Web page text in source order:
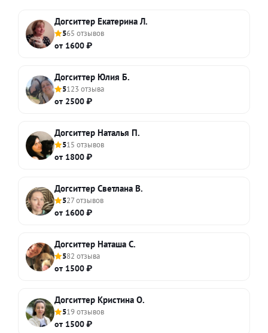
Догситтер Екатерина Л.
565 отзывов
от 1600 ₽
Догситтер Юлия Б.
5123 отзыва
от 2500 ₽
Догситтер Наталья П.
515 отзывов
от 1800 ₽
Догситтер Светлана В.
527 отзывов
от 1600 ₽
Догситтер Наташа С.
582 отзыва
от 1500 ₽
Догситтер Кристина О.
519 отзывов
от 1500 ₽